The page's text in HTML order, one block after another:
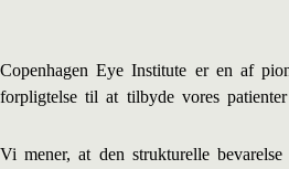
Copenhagen Eye Institute er en af
forpligtelse til at tilbyde vores
Vi mener, at den strukturelle